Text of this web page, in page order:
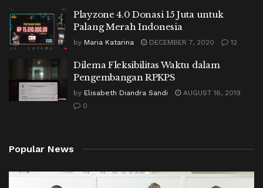
Playzone 4.0 Donasi 15 Juta untuk
Palang Merah Indonesia
by Maria Katarina DECEMBER 7, 2020 12
Dilema Fleksibilitas Waktu dalam
Pengembangan RPKPS
by Elisabeth Diandra Sandi
AUGUST 16, 2019
0
Popular News